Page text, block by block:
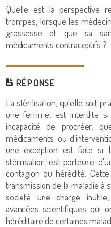
Quelle est la perspective
trompes, lorsque les
grossesse et que sa
médicaments contraceptifs ?
RÉPONSE
La stérilisation, qu'elle soit
une femme, est interdite
incapacité de procréer,
médicaments ou
une exception est faite si
stérilisation est porteuse
contagion ou hérédité.
transmission de la maladie à
société une charge
avancées scientifiques qui
héréditaire de certaines